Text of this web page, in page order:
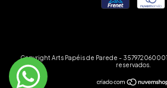
Copyright Arts Papéis de Parede -
reservados.